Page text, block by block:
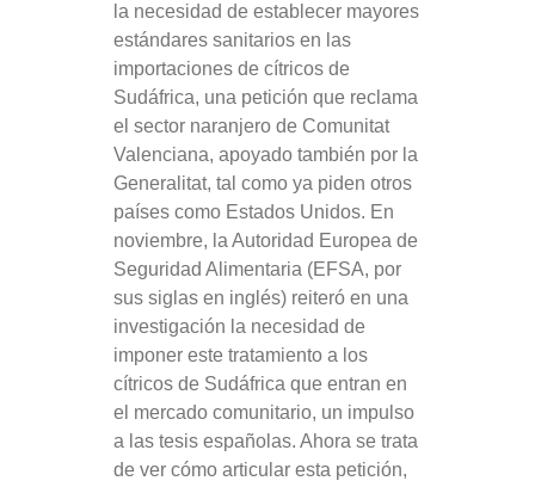
la necesidad de establecer mayores
estándares sanitarios en las
importaciones de cítricos de
Sudáfrica, una petición que reclama
el sector naranjero de Comunitat
Valenciana, apoyado también por la
Generalitat, tal como ya piden otros
países como Estados Unidos. En
noviembre, la Autoridad Europea de
Seguridad Alimentaria (EFSA, por
sus siglas en inglés) reiteró en una
investigación la necesidad de
imponer este tratamiento a los
cítricos de Sudáfrica que entran en
el mercado comunitario, un impulso
a las tesis españolas. Ahora se trata
de ver cómo articular esta petición,